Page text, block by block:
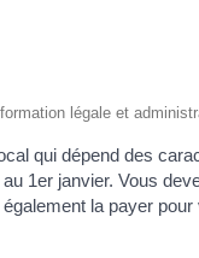
légale et
qui dépend des
1er janvier. Vous
la payer